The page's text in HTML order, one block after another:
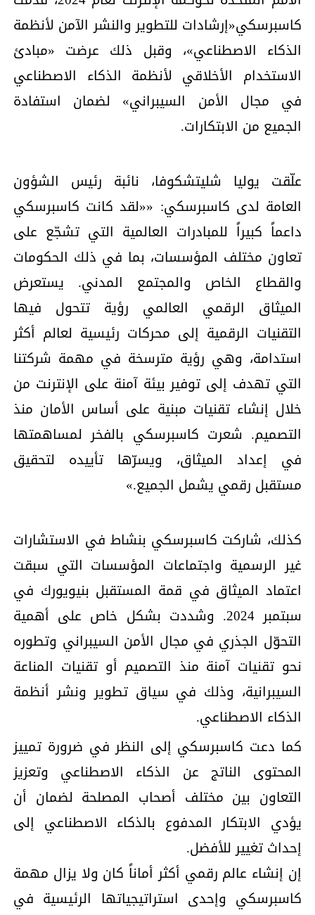
كاسبرسكي«إرشادات للتطوير والنشر الآمن لأنظمة
الذكاء الاصطناعي»، وقبل ذلك عرضت «مبادئ
الاستخدام الأخلاقي لأنظمة الذكاء الاصطناعي
في مجال الأمن السيبراني» لضمان استفادة
الجميع من الابتكارات.
علّقت يوليا شليتشكوفا، نائبة رئيس الشؤون
العامة لدى كاسبرسكي: ««لقد كانت كاسبرسكي
داعماً كبيراً للمبادرات العالمية التي تشجّع على
تعاون مختلف المؤسسات، بما في ذلك الحكومات
والقطاع الخاص والمجتمع المدني. يستعرض
الميثاق الرقمي العالمي رؤية تتحول فيها
التقنيات الرقمية إلى محركات رئيسية لعالم أكثر
استدامة، وهي رؤية مترسخة في مهمة شركتنا
التي تهدف إلى توفير بيئة آمنة على الإنترنت من
خلال إنشاء تقنيات مبنية على أساس الأمان منذ
التصميم. شعرت كاسبرسكي بالفخر لمساهمتها
في إعداد الميثاق، ويسرّها تأييده لتحقيق
مستقبل رقمي يشمل الجميع.»
كذلك، شاركت كاسبرسكي بنشاط في الاستشارات
غير الرسمية واجتماعات المؤسسات التي سبقت
اعتماد الميثاق في قمة المستقبل بنيويورك في
سبتمبر 2024. وشددت بشكل خاص على أهمية
التحوّل الجذري في مجال الأمن السيبراني وتطوره
نحو تقنيات آمنة منذ التصميم أو تقنيات المناعة
السيبرانية، وذلك في سياق تطوير ونشر أنظمة
الذكاء الاصطناعي.
كما دعت كاسبرسكي إلى النظر في ضرورة تمييز
المحتوى الناتج عن الذكاء الاصطناعي وتعزيز
التعاون بين مختلف أصحاب المصلحة لضمان أن
يؤدي الابتكار المدفوع بالذكاء الاصطناعي إلى
إحداث تغيير للأفضل.
إن إنشاء عالم رقمي أكثر أماناً كان ولا يزال مهمة
كاسبرسكي وإحدى استراتيجياتها الرئيسية في